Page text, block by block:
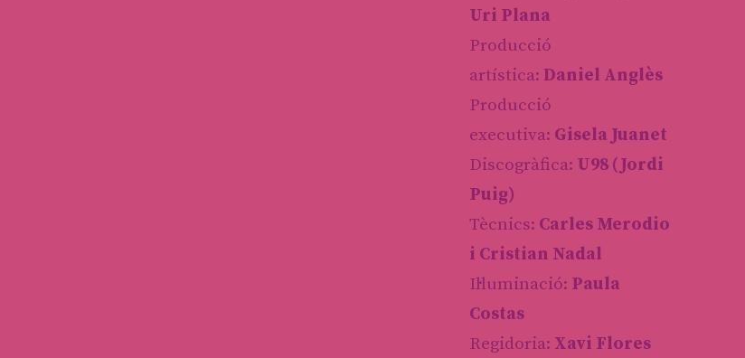
Uri Plana
Producció
artística: Daniel Anglès
Producció
executiva: Gisela Juanet
Discogràfica: U98 (Jordi
Puig)
Tècnics: Carles Merodio
i Cristian Nadal
Il·luminació: Paula
Costas
Regidoria: Xavi Flores